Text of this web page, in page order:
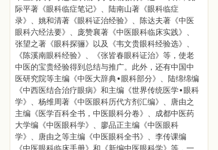
际平著《眼科临症笔记》、陆南山著《眼科临症
录》、姚和清著《眼科证治经验》、陈达夫著《中医
眼科六经法要》、庞赞襄著《中医眼科临床实践》、
张望之著《眼科探骊》以及《韦文贵眼科经验选》、
《陈溪南眼科经验》、《张皆春眼科证治》等，使老
中医的宝贵经验得到总结与推广。此外，还有中国中
医研究院等主编《中医大辞典•眼科部分》、陆绵绵编
《中西医结合治疗眼病》和主编《世界传统医学•眼科
学》、杨维周著《中医眼科历代方剂汇编》、唐由之
主编《医学百科全书，中医眼科分卷》、成都中医药
大学编《中医眼科学》、廖品正主编《中医眼科
学》、唐由之等主编《中医眼科全书》、李传课编